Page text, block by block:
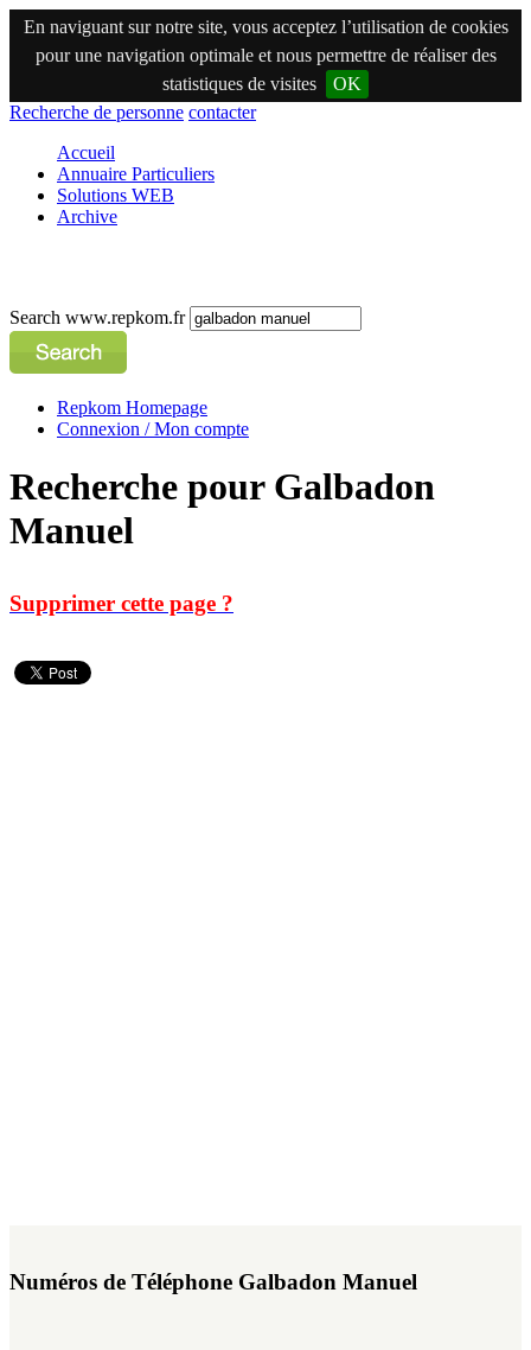
En naviguant sur notre site, vous acceptez l’utilisation de cookies
pour une navigation optimale et nous permettre de réaliser des
statistiques de visites
OK
Recherche de personne contacter
Accueil
Annuaire Particuliers
Solutions WEB
Archive
Search www.repkom.fr
Repkom Homepage
Connexion / Mon compte
Recherche pour Galbadon
Manuel
Supprimer cette page ?
Numéros de Téléphone Galbadon Manuel